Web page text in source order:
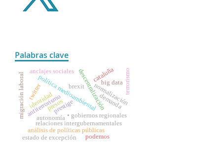
Palabras clave
autonomía
descentralización
• gobiernos regionales
relaciones intergubernamentales
análisis de políticas públicas
política medioambiental
prestige
antiterrorismo
estado de excepción
normalización
terrorismo
anclajes sociales
brexit
identidad
migración laboral big data
twitter
demanda
podemos
presos
cataluña